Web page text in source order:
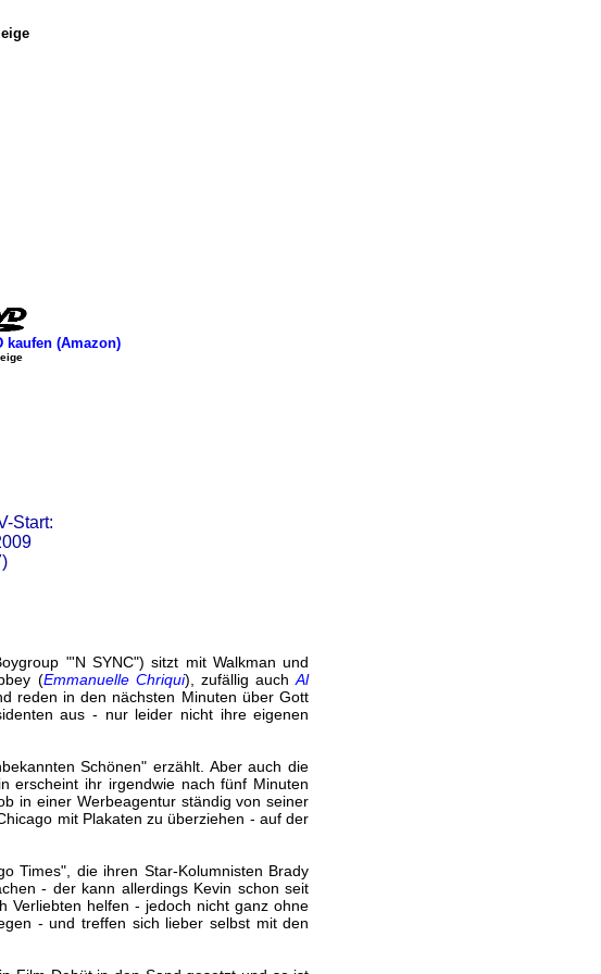
kaufen (Amazon)
Start:
"'N SYNC") sitzt mit Walkman und
(Emmanuelle Chriqui), zufällig auchAl
reden in den nächsten Minuten über Gott
aus - nur leider nicht ihre eigenen
Schönen" erzählt. Aber auch die
erscheint ihr irgendwie nach fünf Minuten
in einer Werbeagentur ständig von seiner
mit Plakaten zu überziehen - auf der
Times", die ihren Star-Kolumnisten Brady
- der kann allerdings Kevin schon seit
Verliebten helfen - jedoch nicht ganz ohne
- und treffen sich lieber selbst mit den